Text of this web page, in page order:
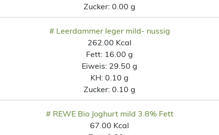
Zucker: 0.00 g
# Leerdammer leger mild- nussig
262.00 Kcal
Fett: 16.00 g
Eiweis: 29.50 g
KH: 0.10 g
Zucker: 0.10 g
# REWE Bio Joghurt mild 3.8% Fett
67.00 Kcal